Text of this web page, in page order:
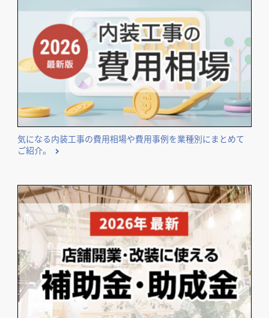
気になる内装工事の費用相場や費用事例を業種別にまとめて
ご紹介。